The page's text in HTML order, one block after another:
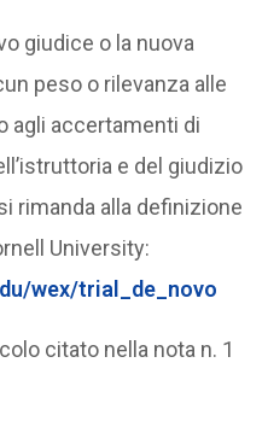
giudice o la nuova
peso o rilevanza alle
agli accertamenti di
e del giudizio
rimanda alla definizione
University:
wex/trial_de_novo
citato nella nota n. 1